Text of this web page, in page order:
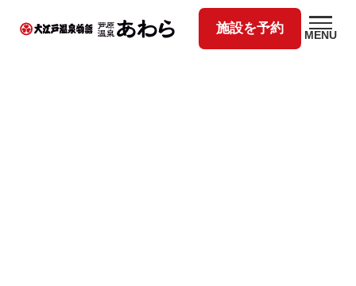
施設を予約 MENU